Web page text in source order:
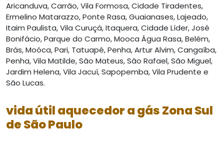
Aricanduva, Carrão, Vila Formosa, Cidade Tiradentes,
Ermelino Matarazzo, Ponte Rasa, Guaianases, Lajeado,
Itaim Paulista, Vila Curuçá, Itaquera, Cidade Líder, José
Bonifácio, Parque do Carmo, Mooca Água Rasa, Belém,
Brás, Moóca, Pari, Tatuapé, Penha, Artur Alvim, Cangaíba,
Penha, Vila Matilde, São Mateus, São Rafael, São Miguel,
Jardim Helena, Vila Jacuí, Sapopemba, Vila Prudente e
São Lucas.
vida útil aquecedor a gás Zona Sul
de São Paulo